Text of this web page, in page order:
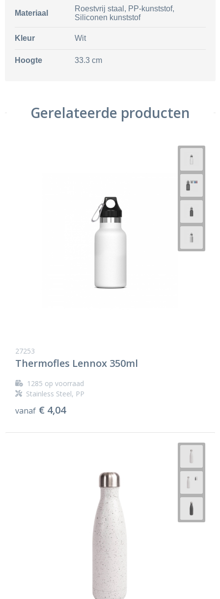
Materiaal
Roestvrij staal, PP-kunststof,
Siliconen kunststof
Kleur Wit
Hoogte 33.3 cm
Gerelateerde producten
27253
Thermofles Lennox 350ml
1285 op voorraad
Stainless Steel, PP
vanaf € 4,04